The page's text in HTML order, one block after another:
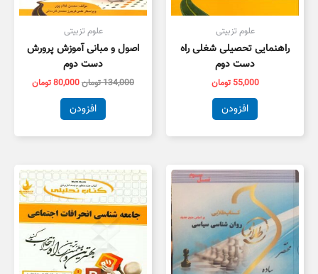
علوم تزبیتی
راهنمایی تحصیلی شغلی راه
دست دوم
55,000 تومان
افزودن
علوم تزبیتی
اصول و مبانی آموزش پرورش
دست دوم
134,000تومان80,000تومان
افزودن